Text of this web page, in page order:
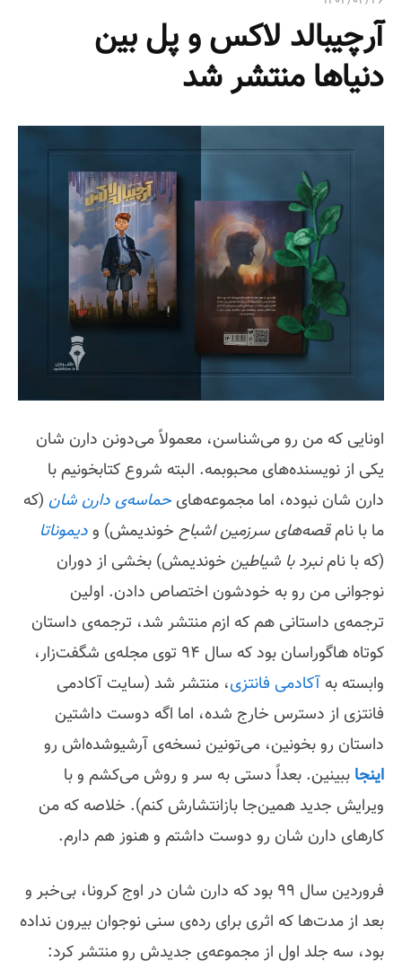
ی
:
آرچیبالد لاکس و پل بین
دنیاها منتشر شد
اونایی که من رو می‌شناسن، معمولاً می‌دونن دارن شان
یکی از نویسنده‌های محبوبمه. البته شروع کتابخونیم با
دارن شان نبوده، اما مجموعه‌هایحماسه‌ی دارن شان (که
ما با نامقصه‌های سرزمین اشباح خوندیمش) ودیموناتا
(که با نامنبرد با شیاطین خوندیمش) بخشی از دوران
نوجوانی من رو به خودشون اختصاص دادن. اولین
ترجمه‌ی داستانی هم که ازم منتشر شد، ترجمه‌ی داستان
کوتاه هاگوراسان بود که سال 94 توی مجله‌ی شگفت‌زار،
وابسته به آکادمی فانتزی، منتشر شد (سایت آکادمی
فانتزی از دسترس خارج شده، اما اگه دوست داشتین
داستان رو بخونین، می‌تونین نسخه‌ی آرشیوشده‌اش رو
اینجا ببینین. بعداً دستی به سر و روش می‌کشم و با
ویرایش جدید همین‌جا بازانتشارش کنم). خلاصه که من
کارهای دارن شان رو دوست داشتم و هنوز هم دارم.
فروردین سال 99 بود که دارن شان در اوج کرونا، بی‌خبر و
بعد از مدت‌ها که اثری برای رده‌ی سنی نوجوان بیرون نداده
بود، سه جلد اول از مجموعه‌ی جدیدش رو منتشر کرد: